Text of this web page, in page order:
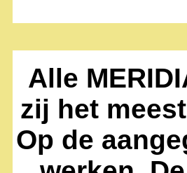
Alle
zij het
Op de